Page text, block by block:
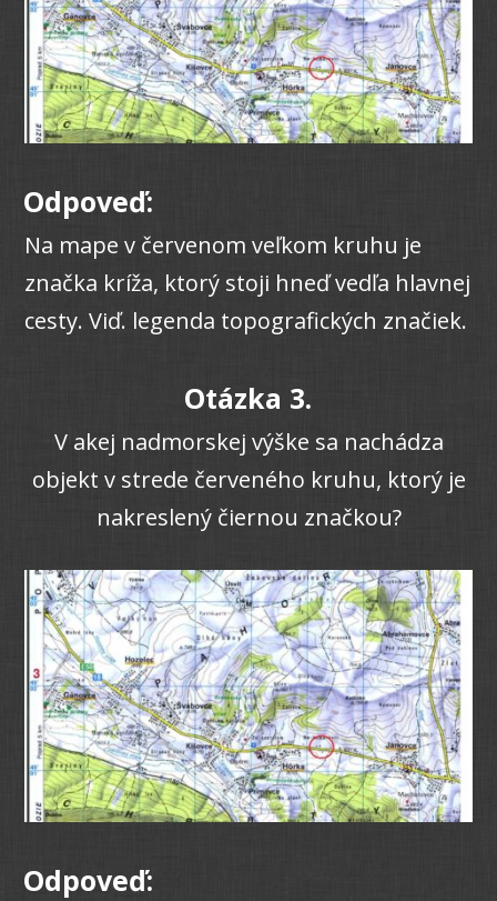
Odpoveď:
Na mape v červenom veľkom kruhu je
značka kríža, ktorý stoji hneď vedľa hlavnej
cesty. Viď. legenda topografických značiek.
Otázka 3.
V akej nadmorskej výške sa nachádza
objekt v strede červeného kruhu, ktorý je
nakreslený čiernou značkou?
Odpoveď: